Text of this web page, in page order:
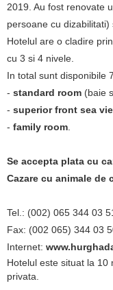
2019. Au fost renovate
persoane cu dizabilitati)
Hotelul are o cladire
cu 3 si 4 nivele.
In total sunt disponibile
- standard room (baie
- superior front sea
- family room
Se accepta plata cu
Cazare cu animale de
Tel.: (002) 065 344 03
Fax: (002 065) 344 03
Internet:
Hotelul este situat la 10
privata.